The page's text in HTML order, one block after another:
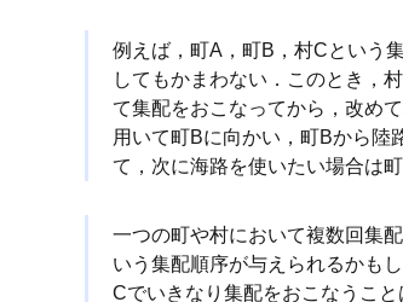
例えば，町A，町B，村Cという
してもかまわない．このとき，
て集配をおこなってから，改め
用いて町Bに向かい，町Bから陸
て，次に海路を使いたい場合は
一つの町や村において複数回集
いう集配順序が与えられるかも
Cでいきなり集配をおこなうこ